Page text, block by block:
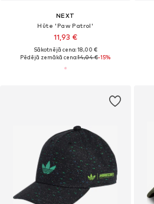
NEXT
Hūte 'Paw Patrol'
11,93 €
Sākotnējā cena: 18,00 €
Pēdējā zemākā cena:14,04 €-15%